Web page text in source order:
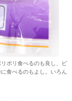
ポリ食べるのも良し、ビ
食べるのもよし。いろん